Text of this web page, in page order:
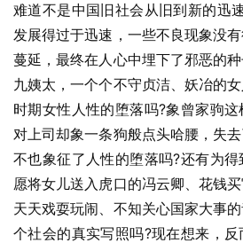
难道不是中国旧社会从旧到新的迅
发展得过于迅速，一些不良现象没有
蔓延，最终在人心中埋下了邪恶的种
九姨太，一个个不守贞洁、妖冶的
时期女性人性的堕落吗?象曾家驹这
对上司却象一条狗般点头哈腰，失
不也象征了人性的堕落吗?还有为
愿将女儿送入虎口的冯云卿、花钱
天天戏耍玩闹、不知关心国家大事
个社会的真实写照吗?现在想来，